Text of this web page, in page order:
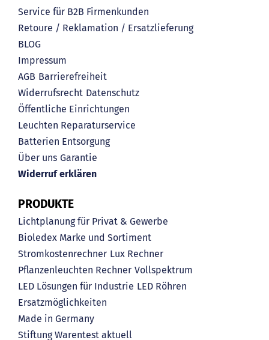
Service für B2B Firmenkunden
Retoure / Reklamation / Ersatzlieferung
BLOG
Impressum
AGB Barrierefreiheit
Widerrufsrecht Datenschutz
Öffentliche Einrichtungen
Leuchten Reparaturservice
Batterien Entsorgung
Über uns Garantie
Widerruf erklären
PRODUKTE
Lichtplanung für Privat & Gewerbe
Bioledex Marke und Sortiment
Stromkostenrechner Lux Rechner
Pflanzenleuchten Rechner Vollspektrum
LED Lösungen für Industrie LED Röhren
Ersatzmöglichkeiten
Made in Germany
Stiftung Warentest aktuell